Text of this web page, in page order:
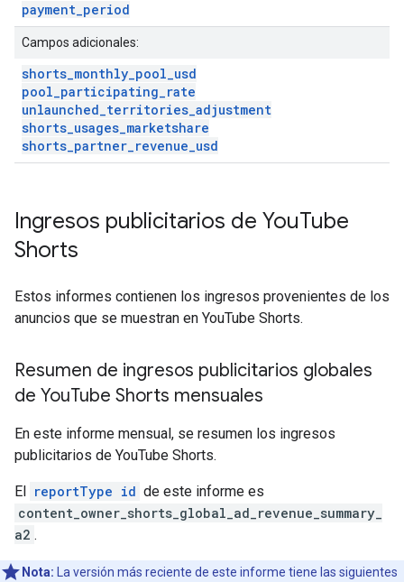
payment_period
Campos adicionales:
shorts_monthly_pool_usd
pool_participating_rate
unlaunched_territories_adjustment
shorts_usages_marketshare
shorts_partner_revenue_usd
Ingresos publicitarios de YouTube
Shorts
Estos informes contienen los ingresos provenientes de los
anuncios que se muestran en YouTube Shorts.
Resumen de ingresos publicitarios globales
de YouTube Shorts mensuales
En este informe mensual, se resumen los ingresos
publicitarios de YouTube Shorts.
El reportType id de este informe es
content_owner_shorts_global_ad_revenue_summary_
a2 .
Nota: La versión más reciente de este informe tiene las siguientes